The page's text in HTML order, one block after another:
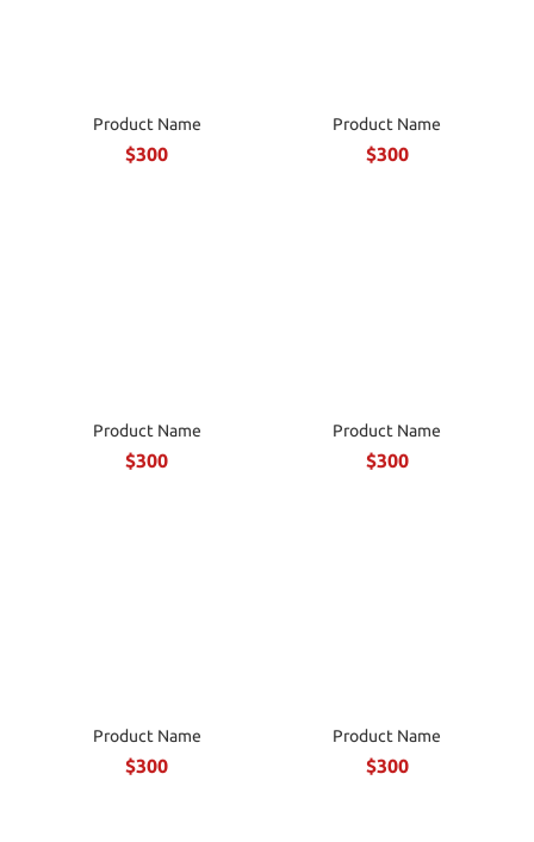
Product Name
$300
Product Name
$300
Product Name
$300
Product Name
$300
Product Name
$300
Product Name
$300